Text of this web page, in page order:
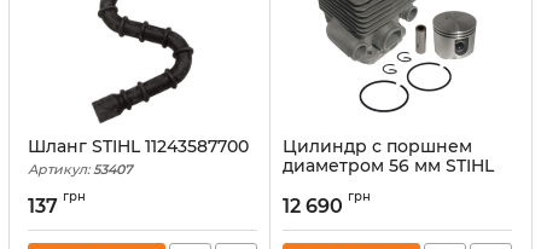
Шланг STIHL 11243587700
Артикул: 53407
137 грн
Цилиндр с поршнем
диаметром 56 мм STIHL
Артикул: 53385
12 690 грн